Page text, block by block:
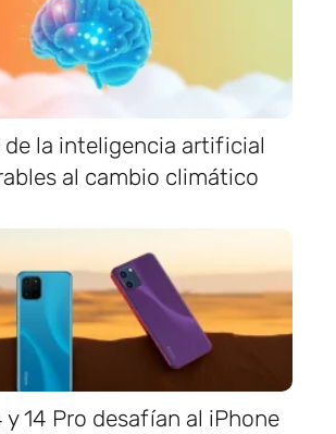
de la inteligencia artificial
al cambio climático
y 14 Pro desafían al iPhone